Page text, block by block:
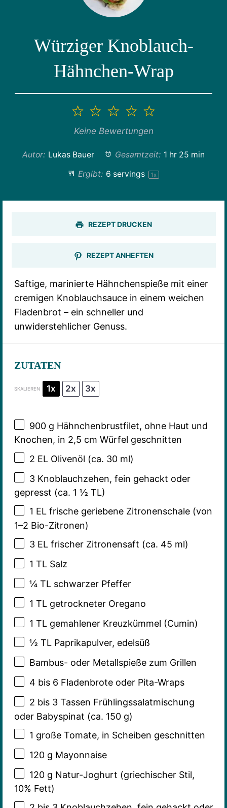
Würziger Knoblauch-
Hähnchen-Wrap
5
4
Sterne
3
Sterne
2
Sterne
1
Stern
Keine Bewertungen
Autor: Lukas Bauer Gesamtzeit: 1 hr 25 min
Ergibt: 6 servings 1x
REZEPT DRUCKEN
REZEPT ANHEFTEN
Saftige, marinierte Hähnchenspieße mit einer
cremigen Knoblauchsauce in einem weichen
Fladenbrot – ein schneller und
unwiderstehlicher Genuss.
ZUTATEN
SKALIEREN 1x 2x 3x
900 g Hähnchenbrustfilet, ohne Haut und
Knochen, in 2,5 cm Würfel geschnitten
2 EL Olivenöl (ca. 30ml)
3Knoblauchzehen, fein gehackt oder
gepresst (ca. 1 ½ TL)
1 EL frische geriebene Zitronenschale (von
1–2 Bio-Zitronen)
3EL frischer Zitronensaft (ca. 45 ml)
1 TL Salz
¼TL schwarzer Pfeffer
1 TL getrockneter Oregano
1 TL gemahlener Kreuzkümmel (Cumin)
½ TL Paprikapulver, edelsüß
Bambus- oder Metallspieße zum Grillen
4 bis 6 Fladenbrote oder Pita-Wraps
2 bis 3 Tassen Frühlingssalatmischung
oder Babyspinat (ca. 150 g)
1 große Tomate, in Scheiben geschnitten
120 g Mayonnaise
120 g Natur-Joghurt (griechischer Stil,
10% Fett)